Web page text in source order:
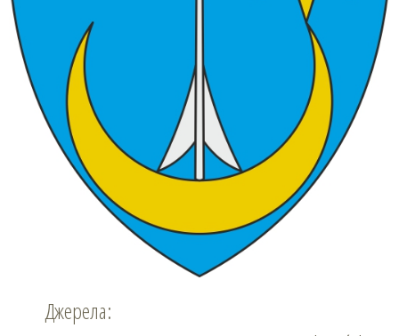
Джерела: